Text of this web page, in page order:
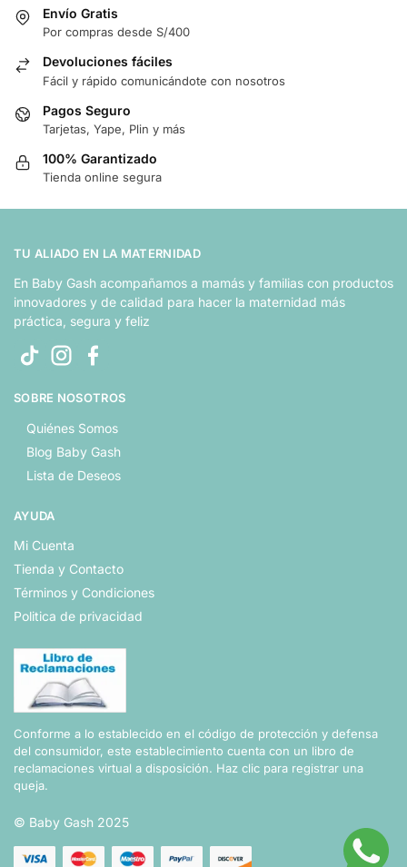
Envío Gratis
Por compras desde S/400
Devoluciones fáciles
Fácil y rápido comunicándote con nosotros
Pagos Seguro
Tarjetas, Yape, Plin y más
100% Garantizado
Tienda online segura
TU ALIADO EN LA MATERNIDAD
En Baby Gash acompañamos a mamás y familias con productos
innovadores y de calidad para hacer la maternidad más
práctica, segura y feliz
SOBRE NOSOTROS
Quiénes Somos
Blog Baby Gash
Lista de Deseos
AYUDA
Mi Cuenta
Tienda y Contacto
Términos y Condiciones
Politica de privacidad
Conforme a lo establecido en el código de protección y defensa
del consumidor, este establecimiento cuenta con un libro de
reclamaciones virtual a disposición. Haz clic para registrar una
queja.
© Baby Gash 2025